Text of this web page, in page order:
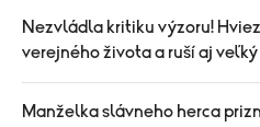
Nezvládla kritiku výzoru!
verejného života a ruší aj
Manželka slávneho herca